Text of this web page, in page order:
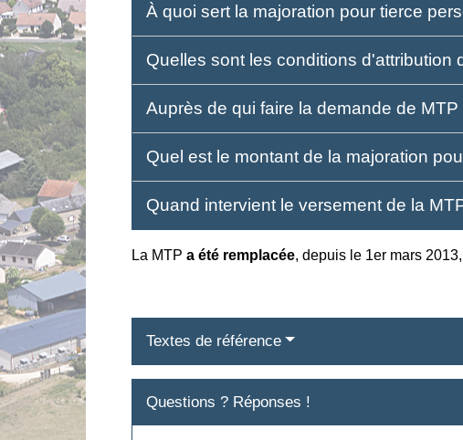
À quoi sert la majoration pour tierce
Quelles sont les conditions d'attribution
Auprès de qui faire la demande de MTP
Quel est le montant de la majoration
Quand intervient le versement de la
La MTPa été remplacée, depuis le 1er mars
Textes de référence
Questions ? Réponses !